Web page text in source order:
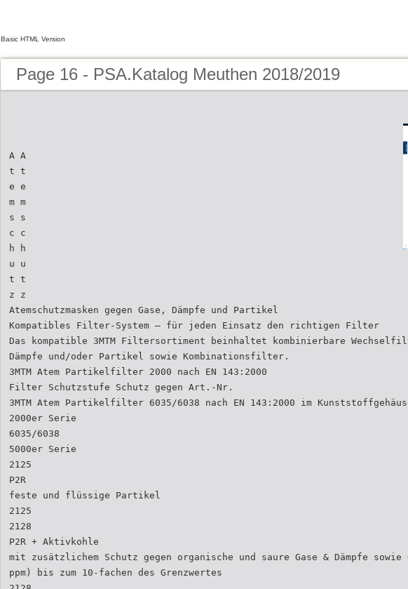
Basic HTML Version
Page 16 - PSA.Katalog Meuthen 2018/2019
A A
t t
e e
m m
s s
c c
h h
u u
t t
z z
Atemschutzmasken gegen Gase, Dämpfe und Partikel
Kompatibles Filter-System – für jeden Einsatz den richtigen Filter
Das kompatible 3MTM Filtersortiment beinhaltet kombinierbare
Dämpfe und/oder Partikel sowie Kombinationsfilter.
3MTM Atem Partikelfilter 2000 nach EN 143:2000
Filter Schutzstufe Schutz gegen Art.-Nr.
3MTM Atem Partikelfilter 6035/6038 nach EN 143:2000 im
2000er Serie
6035/6038
5000er Serie
2125
P2R
feste und flüssige Partikel
2125
2128
P2R + Aktivkohle
mit zusätzlichem Schutz gegen organische und saure Gase & Dämpfe sowie
ppm) bis zum 10-fachen des Grenzwertes